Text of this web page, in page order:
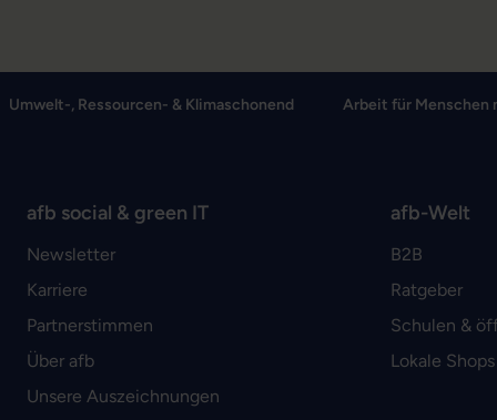
Umwelt-, Ressourcen- & Klimaschonend Arbeit für Menschen
afb social & green IT
Newsletter
Karriere
Partnerstimmen
Über afb
Unsere Auszeichnungen
afb-Welt
B2B
Ratgeber
Schulen &
Lokale Shops